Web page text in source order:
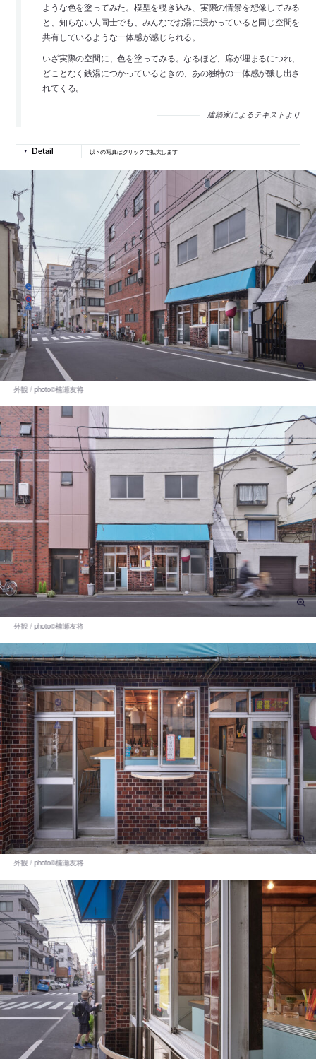
ような色を塗ってみた。模型を覗き込み、実際の情景を想像してみる
と、知らない人同士でも、みんなでお湯に浸かっていると同じ空間を
共有しているような一体感が感じられる。
いざ実際の空間に、色を塗ってみる。なるほど、席が埋まるにつれ、
どことなく銭湯につかっているときの、あの独特の一体感が醸し出さ
れてくる。
建築家によるテキストより
以下の写真はクリックで拡大します